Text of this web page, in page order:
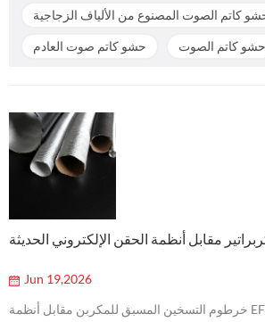
وعلى الرغم من أن حشو كاتم الصوت مصمم
كاتم الصوت المصنوع من الألياف الزجاجية
حشو كاتم صوت العادم حشو كاتم الصوت
مقابل أنظمة الحقن الإلكتروني الحديثة
Jun 19,2026
خرطوم التسخين المسبق للمكربن مقابل أنظمة EFI الحديثة: شرح الفروقات